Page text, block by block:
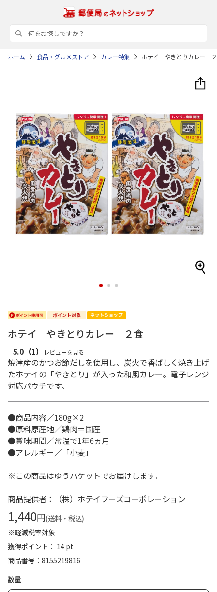
ホーム 食品・グルメストア カレー特集 ホテイ やきとりカレー
1 2 3
ホテイ やきとりカレー ２食
5.0 （1） レビューを見る
焼津産のかつお節だしを使用し、炭火で香ばしく焼き上げ
たホテイの「やきとり」が入った和風カレー。電子レンジ
対応パウチです。
●商品内容／180g×2
●原料原産地／鶏肉＝国産
●賞味期間／常温で1年6ヵ月
●アレルギー／「小麦」
※この商品はゆうパケットでお届けします。
商品提供者：（株）ホテイフーズコーポレーション
1,440円(送料・税込)
※軽減税率対象
獲得ポイント： 14 pt
商品番号
8155219816
数量